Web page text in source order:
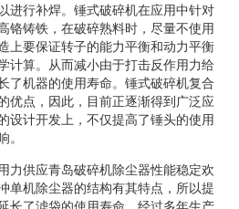
进行补焊。锤式破碎机在应用中针对
铬铸铁，在破碎熟料时，尽量不使用
上要保证转子的能力平衡和动力平衡
计算。从而减小由于打击反作用力给
了机器的使用寿命。锤式破碎机复合
优点，因此，目前正逐渐得到广泛应
设计开发上，不仅提高了锤头的使用
。
力供应青岛破碎机除尘器性能稳定欢
单机除尘器的结构有其特点，所以提